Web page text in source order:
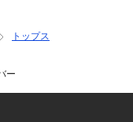
トップス
ー